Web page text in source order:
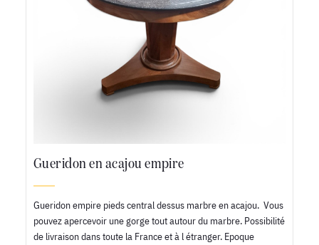
Gueridon en acajou empire
Gueridon empire pieds central dessus marbre en acajou. Vous
pouvez apercevoir une gorge tout autour du marbre. Possibilité
de livraison dans toute la France et à l étranger. Epoque